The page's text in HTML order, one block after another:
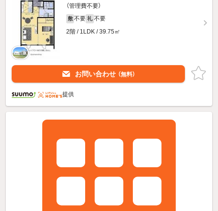
（管理費不要）
敷 不要 礼 不要
2階 / 1LDK / 39.75㎡
お問い合わせ （無料）
提供